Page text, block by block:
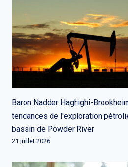
Baron Nadder Haghighi-
tendances de l'exploration
bassin de Powder River
21 juillet 2026